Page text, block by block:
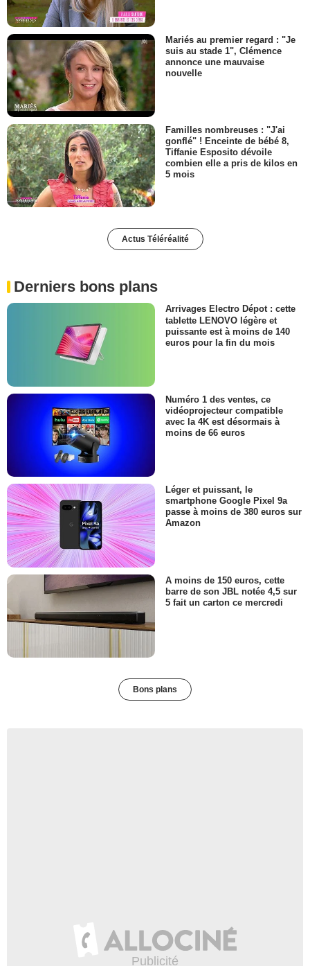
Mariés au premier regard : "Je
suis au stade 1", Clémence
annonce une mauvaise
nouvelle
Familles nombreuses : "J'ai
gonflé" ! Enceinte de bébé 8,
Tiffanie Esposito dévoile
combien elle a pris de kilos en
5 mois
Actus Téléréalité
Derniers bons plans
Arrivages Electro Dépot : cette
tablette LENOVO légère et
puissante est à moins de 140
euros pour la fin du mois
Numéro 1 des ventes, ce
vidéoprojecteur compatible
avec la 4K est désormais à
moins de 66 euros
Léger et puissant, le
smartphone Google Pixel 9a
passe à moins de 380 euros sur
Amazon
A moins de 150 euros, cette
barre de son JBL notée 4,5 sur
5 fait un carton ce mercredi
Bons plans